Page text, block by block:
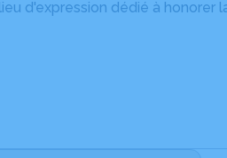
d'expression dédié à honorer